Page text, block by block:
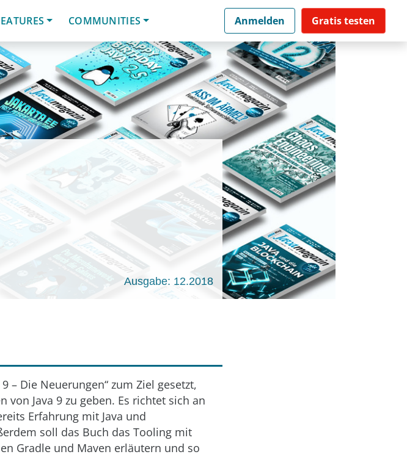
COMMUNITIES Anmelden Gratis testen
Ausgabe: 12.2018
– Die Neuerungen“ zum Ziel gesetzt,
Java 9 zu geben. Es richtet sich an
Erfahrung mit Java und
soll das Buch das Tooling mit
Gradle und Maven erläutern und so